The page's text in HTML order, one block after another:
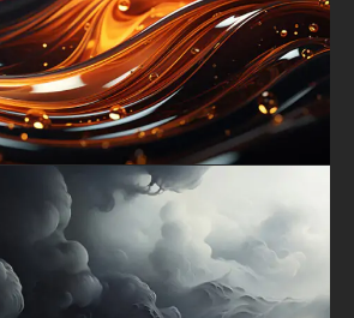
smartphone or tablet, adding a daily
flair to your homescreen and lock
vraiment cinématographique, déployer ce
téléviseur intelligent via Roku, Fire
votre salon en galerie d'art
les joueurs peuvent améliorer leur
ou Xbox avec son énergie
heureux d'offrir ce fond d'écran
une gamme complète de tailles, l'option
en résolution UHD 4K incroyablement
pixels), garantissant que chaque reflet
subtile s'affichent avec une clarté
maintenant pour diriger instantanément
sur votre écran et transformer votre